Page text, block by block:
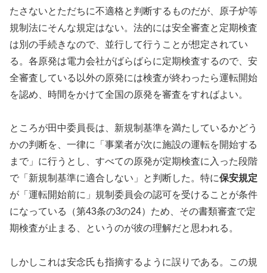
たさないとただちに不適格と判断するものだが、原子炉等
規制法にそんな規定はない。法的には安全審査と定期検査
は別の手続きなので、並行して行うことが想定されてい
る。各原発は電力会社がばらばらに定期検査するので、安
全審査している以外の原発には検査が終わったら運転開始
を認め、時間をかけて全国の原発を審査をすればよい。
ところが田中委員長は、新規制基準を満たしているかどう
かの判断を、一律に「事業者が次に施設の運転を開始する
まで」に行うとし、すべての原発が定期検査に入った段階
で「新規制基準に適合しない」と判断した。特に保安規定
が「運転開始前に」規制委員会の認可を受けることが条件
になっている（第43条の3の24）ため、その書類審査で定
期検査が止まる、というのが彼の理解だと思われる。
しかしこれは安念氏も指摘するように誤りである。この規